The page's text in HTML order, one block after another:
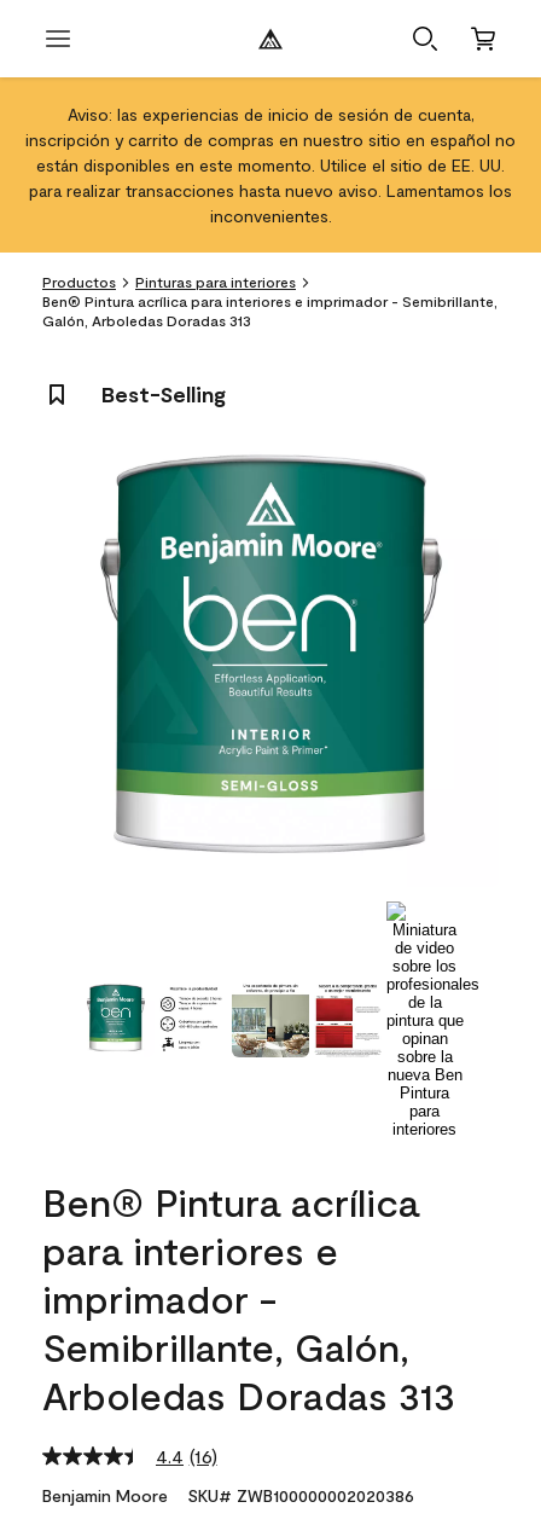
Aviso: las experiencias de inicio de sesión de cuenta,
inscripción y carrito de compras en nuestro sitio en español no
están disponibles en este momento. Utilice el sitio de EE. UU.
para realizar transacciones hasta nuevo aviso. Lamentamos los
inconvenientes.
Productos
Pinturas para interiores
Ben® Pintura acrílica para interiores e imprimador - Semibrillante,
Galón, Arboledas Doradas 313
Best-Selling
Ben® Pintura acrílica
para interiores e
imprimador -
Semibrillante, Galón,
Arboledas Doradas 313
4.4 Read
16
Reviews.
(16)
Benjamin Moore SKU# ZWB100000002020386